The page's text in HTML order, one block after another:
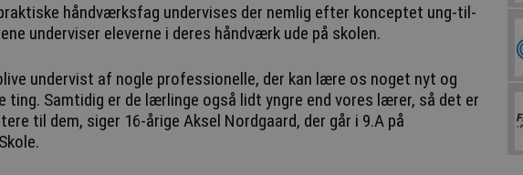
håndværksfag undervises der nemlig efter konceptet ung-til-
underviser eleverne i deres håndværk ude på skolen.
undervist af nogle professionelle, der kan lære os noget nyt og
ting. Samtidig er de lærlinge også lidt yngre end vores lærer, så det er
til dem, siger 16-årige Aksel Nordgaard, der går i 9.A på